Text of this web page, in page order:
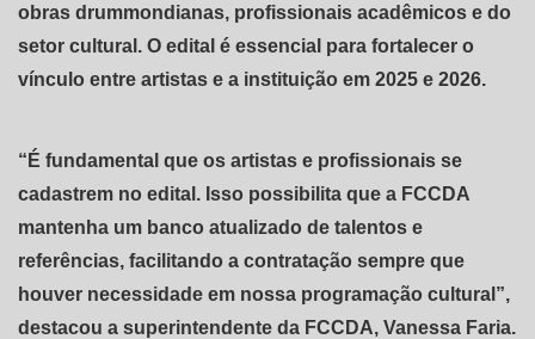
obras drummondianas, profissionais acadêmicos e do
setor cultural. O edital é essencial para fortalecer o
vínculo entre artistas e a instituição em 2025 e 2026.
“É fundamental que os artistas e profissionais se
cadastrem no edital. Isso possibilita que a FCCDA
mantenha um banco atualizado de talentos e
referências, facilitando a contratação sempre que
houver necessidade em nossa programação cultural”,
destacou a superintendente da FCCDA, Vanessa Faria.